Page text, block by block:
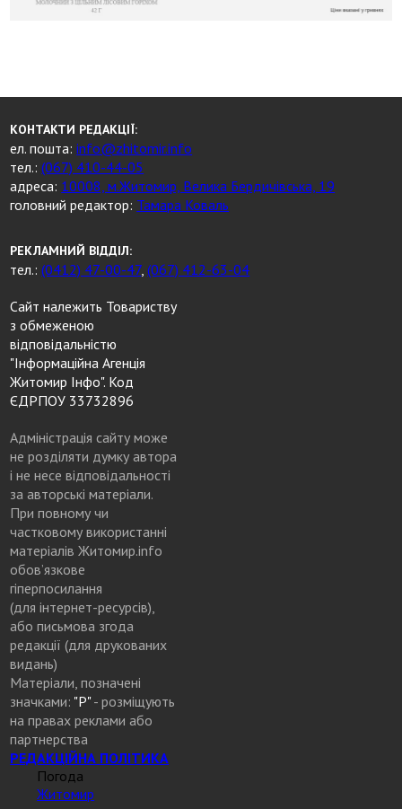
КОНТАКТИ РЕДАКЦІЇ:
ел. пошта:info@zhitomir.info
тел.:(067) 410-44-05
адреса: 10008, м.Житомир, Велика Бердичівська, 19
головний редактор: Тамара Коваль
РЕКЛАМНИЙ ВІДДІЛ:
тел.:(0412) 47-00-47,(067) 412-63-04
Сайт належить Товариству
з обмеженою
відповідальністю
"Інформаційна Агенція
Житомир Інфо". Код
ЄДРПОУ 33732896
Адміністрація сайту може
не розділяти думку автора
і не несе відповідальності
за авторські матеріали.
При повному чи
частковому використанні
матеріалів Житомир.info
обов’язкове
гіперпосилання
(для інтернет-ресурсів),
або письмова згода
редакції (для друкованих
видань)
Матеріали, позначені
значками: "Р"- розміщують
на правах реклами або
партнерства
РЕДАКЦІЙНА ПОЛІТИКА
Погода
Житомир